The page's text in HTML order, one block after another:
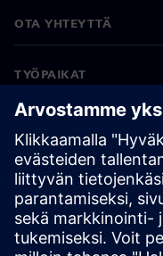
OTA YHTEYTTÄ
TYÖPAIKAT
©Siemens2026
Yritystiedot
Tietosuojailmoitus